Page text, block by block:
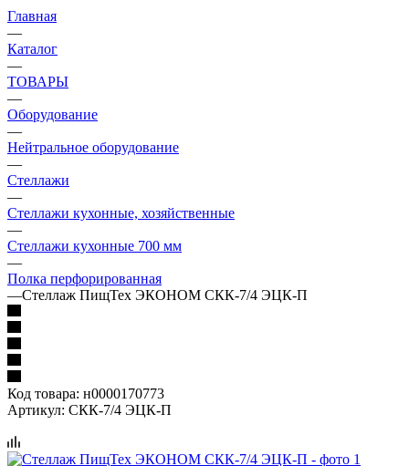
Главная
—
Каталог
—
ТОВАРЫ
—
Оборудование
—
Нейтральное оборудование
—
Стеллажи
—
Стеллажи кухонные, хозяйственные
—
Стеллажи кухонные 700 мм
—
Полка перфорированная
—Стеллаж ПищТех ЭКОНОМ СКК-7/4 ЭЦК-П
Код товара: н0000170773
Артикул: СКК-7/4 ЭЦК-П